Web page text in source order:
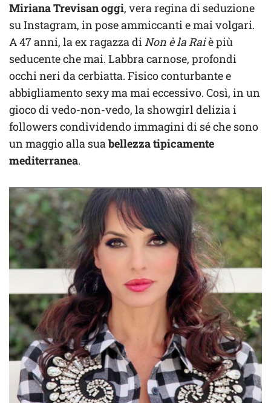
Miriana Trevisan oggi, vera regina di seduzione
su Instagram, in pose ammiccanti e mai volgari.
A 47 anni, la ex ragazza diNon è la Raiè più
seducente che mai. Labbra carnose, profondi
occhi neri da cerbiatta. Fisico conturbante e
abbigliamento sexy ma mai eccessivo. Così, in un
gioco di vedo-non-vedo, la showgirl delizia i
followers condividendo immagini di sé che sono
un maggio alla suabellezza tipicamente
mediterranea.